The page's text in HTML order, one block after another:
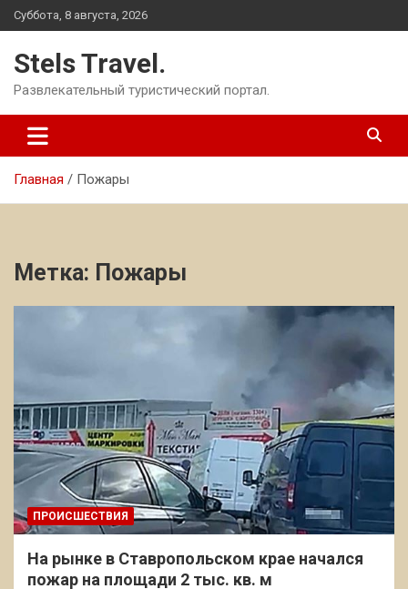
Перейти
к
Суббота, 8 августа, 2026
Stels Travel.
Развлекательный туристический портал.
Главная Пожары
Метка: Пожары
ПРОИСШЕСТВИЯ
На рынке в Ставропольском крае начался
пожар на площади 2 тыс. кв. м